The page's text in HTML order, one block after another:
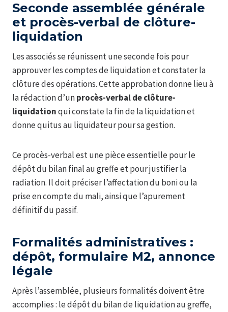
Seconde assemblée générale
et procès-verbal de clôture-
liquidation
Les associés se réunissent une seconde fois pour
approuver les comptes de liquidation et constater la
clôture des opérations. Cette approbation donne lieu à
la rédaction d’unprocès-verbal de clôture-
liquidationqui constate la fin de la liquidation et
donne quitus au liquidateur pour sa gestion.
Ce procès-verbal est une pièce essentielle pour le
dépôt du bilan final au greffe et pour justifier la
radiation. Il doit préciser l’affectation du boni ou la
prise en compte du mali, ainsi que l’apurement
définitif du passif.
Formalités administratives :
dépôt, formulaire M2, annonce
légale
Après l’assemblée, plusieurs formalités doivent être
accomplies : le dépôt du bilan de liquidation au greffe,